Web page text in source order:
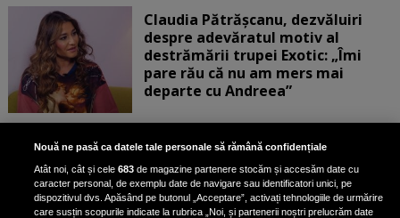
Claudia Pătrășcanu, dezvăluiri
despre adevăratul motiv al
destrămării trupei Exotic: „Îmi
pare rău că nu am mers mai
departe cu Andreea”
Scene incredibile! Ilinca Vandici a
pus mâna pe aparatul de
fotografiat al unui paparazzo și i l-
a aruncat la gunoi: „S-a dus la
Nouă ne pasă ca datele tale personale să rămână confidențiale
Atât noi, cât și cele683 de magazine partenere stocăm și accesăm date cu
caracter personal, de exemplu date de navigare sau identificatori unici, pe
dispozitivul dvs. Apăsând pe butonul „Acceptare”, activați tehnologiile de urmărire
care susțin scopurile indicate la rubrica „Noi, și partenerii noștri prelucrăm date